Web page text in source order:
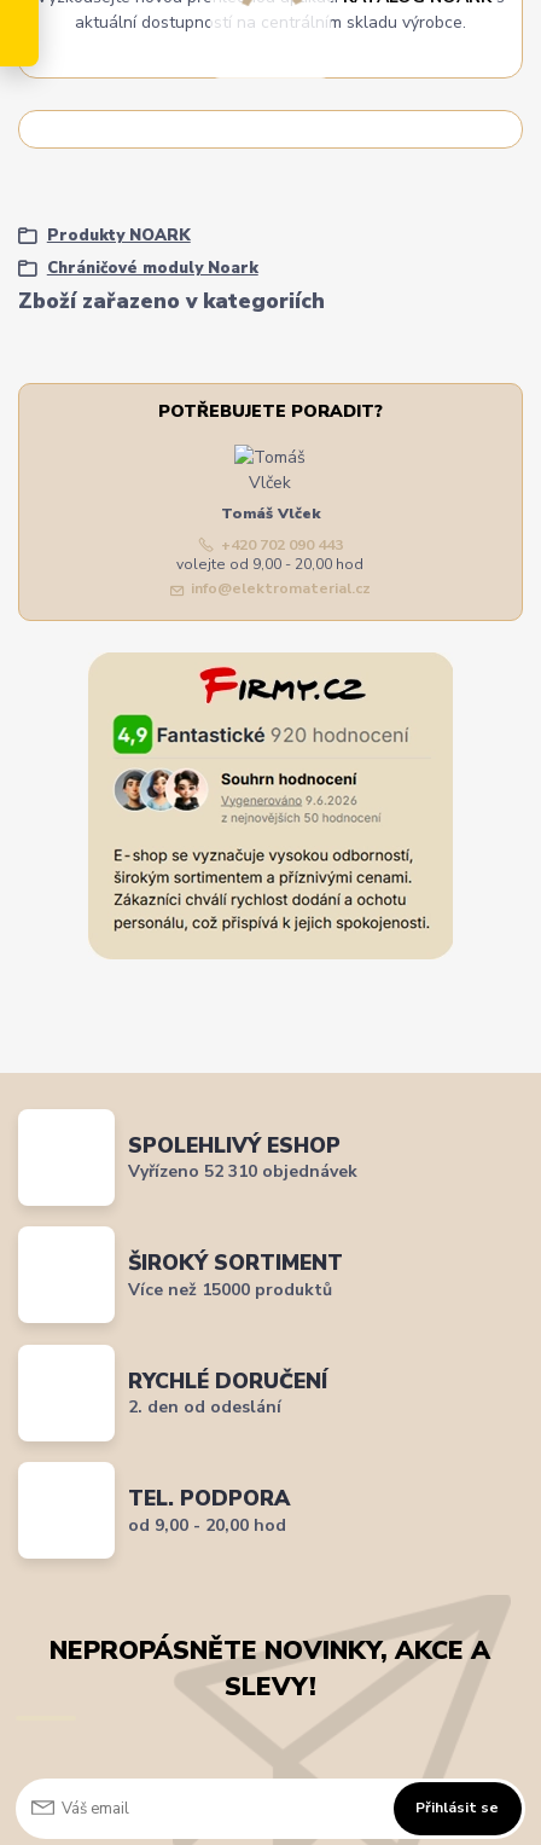
aktuální dostupností na centrálním skladu výrobce.
Zboží zařazeno v kategoriích
Produkty NOARK
Chráničové moduly Noark
POTŘEBUJETE PORADIT?
Tomáš Vlček
+420 702 090 443
volejte od 9,00 - 20,00 hod
info@elektromaterial.cz
SPOLEHLIVÝ ESHOP
Vyřízeno 52 310 objednávek
ŠIROKÝ SORTIMENT
Více než 15000 produktů
RYCHLÉ DORUČENÍ
2. den od odeslání
TEL. PODPORA
od 9,00 - 20,00 hod
NEPROPÁSNĚTE NOVINKY, AKCE A
SLEVY!
Přihlásit se